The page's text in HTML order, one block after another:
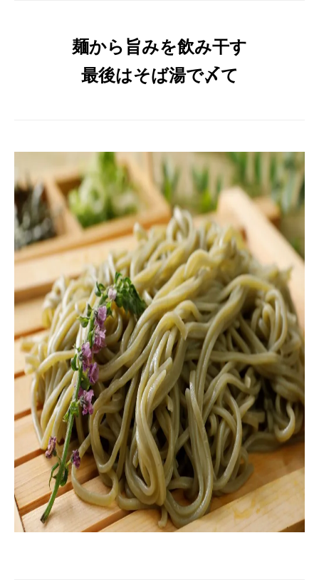
麺から旨みを飲み干す
最後はそば湯で〆て